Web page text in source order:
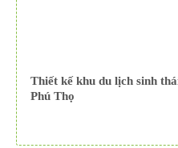
Thiết kế khu du lịch sinh
Phú Thọ